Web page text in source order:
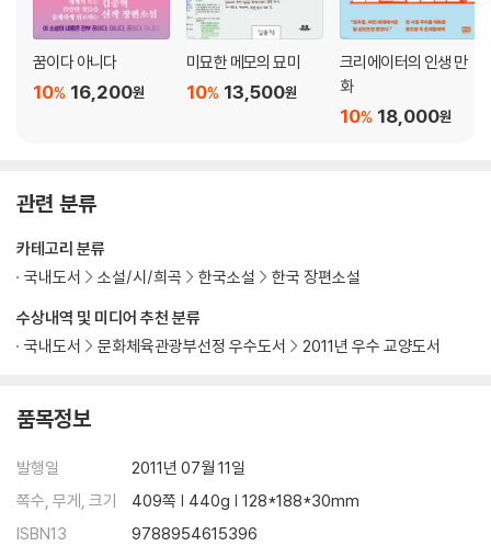
꿈이다 아니다
16,200원
10%
미묘한 메모의 묘미
13,500원
10%
크리에이터의 인생 만
화
18,000원
10%
관련 분류
수상내역 및 미디어 추천 분류
국내도서
문화체육관광부선정 우수도서 2011년 우수 교양도서
카테고리 분류
국내도서
소설/시/희곡 한국소설 한국 장편소설
품목정보
발행일
2011년 07월 11일
쪽수, 무게, 크기
409쪽 | 440g | 128*188*30mm
ISBN13
9788954615396